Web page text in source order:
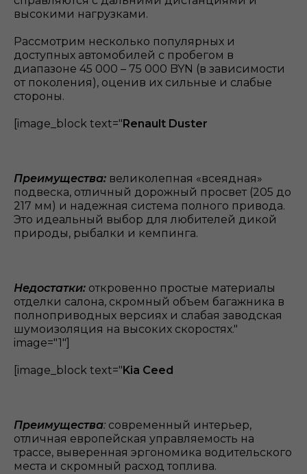
высокими нагрузками.
Рассмотрим несколько популярных и
доступных автомобилей с пробегом в
диапазоне 45 000 – 75 000 BYN (в зависимости
от поколения), оценив их сильные и слабые
стороны.
[image_block text="Renault Duster
Преимущества: великолепная «всеядная»
подвеска, отличный дорожный просвет (205 до
217 мм) и надежная система полного привода.
Это идеальный выбор для любителей дикой
природы, рыбалки и кемпинга.
Недостатки: откровенно простые материалы
отделки салона, скромный объем багажника в
полноприводных версиях и слабая заводская
шумоизоляция на высоких скоростях."
image="1"]
[image_block text="Kia Ceed
Преимущества: современный интерьер,
отличная европейская управляемость на
трассе, выверенная эргономика водительского
места и скромный расход топлива.